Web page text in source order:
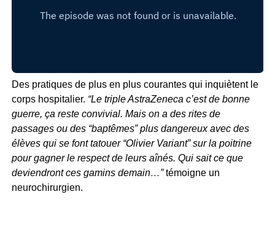
Des pratiques de plus en plus courantes qui inquiètent le
corps hospitalier. “Le triple AstraZeneca c’est de bonne
guerre, ça reste convivial. Mais on a des rites de
passages ou des “baptêmes” plus dangereux avec des
élèves qui se font tatouer “Olivier Variant” sur la poitrine
pour gagner le respect de leurs aînés. Qui sait ce que
deviendront ces gamins demain…”témoigne un
neurochirurgien.